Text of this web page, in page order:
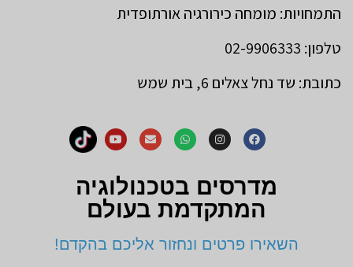
התמחויות: מומחה כירורגיה אורתופדית
טלפון: 02-9906333
כתובת: שד נחל צאלים 6, בית שמש
מדרסים בטכנולוגיה
המתקדמת בעולם
השאירו פרטים ונחזור אליכם בהקדם!